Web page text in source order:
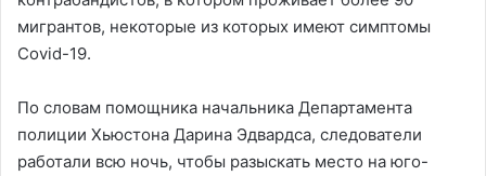
мигрантов, некоторые из которых имеют симптомы
Covid-19.
По словам помощника начальника Департамента
полиции Хьюстона Дарина Эдвардса, следователи
работали всю ночь, чтобы разыскать место на юго-